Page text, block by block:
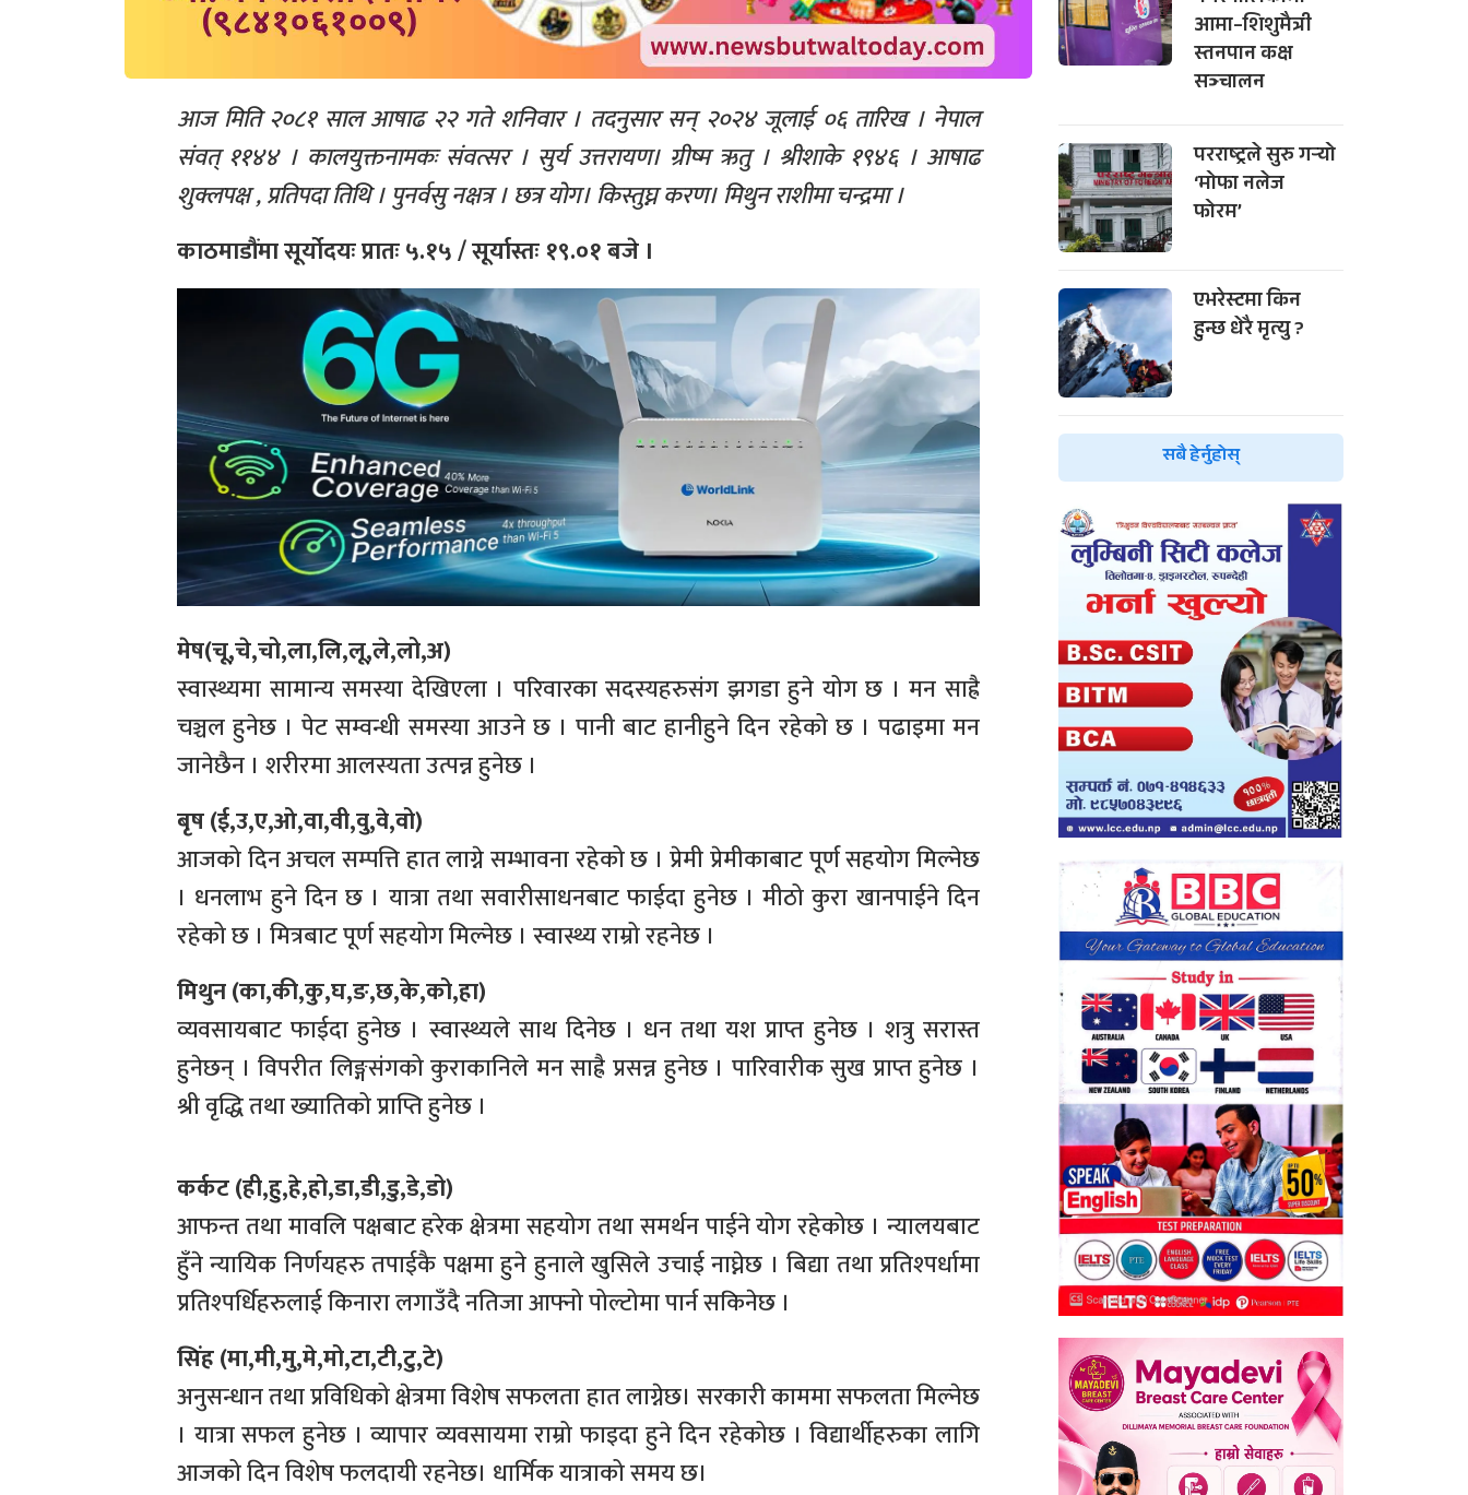
आज मिति २०८१ साल आषाढ २२ गते शनिवार । तदनुसार सन् २०२४ जूलाई ०६ तारिख । नेपाल
संवत् ११४४ । कालयुक्तनामकः संवत्सर । सुर्य उत्तरायण। ग्रीष्म ऋतु । श्रीशाके १९४६ । आषाढ
शुक्लपक्ष , प्रतिपदा तिथि । पुनर्वसु नक्षत्र । छत्र योग। किस्तुघ्न करण। मिथुन राशीमा चन्द्रमा ।
काठमाडौंमा सूर्योदयः प्रातः ५.१५ / सूर्यास्तः १९.०१ बजे ।
मेष(चू,चे,चो,ला,लि,लू,ले,लो,अ)
स्वास्थ्यमा सामान्य समस्या देखिएला । परिवारका सदस्यहरुसंग झगडा हुने योग छ । मन साह्रै
चञ्चल हुनेछ । पेट सम्वन्धी समस्या आउने छ । पानी बाट हानीहुने दिन रहेको छ । पढाइमा मन
जानेछैन । शरीरमा आलस्यता उत्पन्न हुनेछ ।
बृष (ई,उ,ए,ओ,वा,वी,वु,वे,वो)
आजको दिन अचल सम्पत्ति हात लाग्ने सम्भावना रहेको छ । प्रेमी प्रेमीकाबाट पूर्ण सहयोग मिल्नेछ
। धनलाभ हुने दिन छ । यात्रा तथा सवारीसाधनबाट फाईदा हुनेछ । मीठो कुरा खानपाईने दिन
रहेको छ । मित्रबाट पूर्ण सहयोग मिल्नेछ । स्वास्थ्य राम्रो रहनेछ ।
मिथुन (का,की,कु,घ,ङ,छ,के,को,हा)
व्यवसायबाट फाईदा हुनेछ । स्वास्थ्यले साथ दिनेछ । धन तथा यश प्राप्त हुनेछ । शत्रु सरास्त
हुनेछन् । विपरीत लिङ्गसंगको कुराकानिले मन साह्रै प्रसन्न हुनेछ । पारिवारीक सुख प्राप्त हुनेछ ।
श्री वृद्धि तथा ख्यातिको प्राप्ति हुनेछ ।
कर्कट (ही,हु,हे,हो,डा,डी,डु,डे,डो)
आफन्त तथा मावलि पक्षबाट हरेक क्षेत्रमा सहयोग तथा समर्थन पाईने योग रहेकोछ । न्यालयबाट
हुँने न्यायिक निर्णयहरु तपाईकै पक्षमा हुने हुनाले खुसिले उचाई नाघ्नेछ । बिद्या तथा प्रतिश्पर्धामा
प्रतिश्पर्धिहरुलाई किनारा लगाउँदै नतिजा आफ्नो पोल्टोमा पार्न सकिनेछ ।
सिंह (मा,मी,मु,मे,मो,टा,टी,टु,टे)
अनुसन्धान तथा प्रविधिको क्षेत्रमा विशेष सफलता हात लाग्नेछ। सरकारी काममा सफलता मिल्नेछ
। यात्रा सफल हुनेछ । व्यापार व्यवसायमा राम्रो फाइदा हुने दिन रहेकोछ । विद्यार्थीहरुका लागि
आजको दिन विशेष फलदायी रहनेछ। धार्मिक यात्राको समय छ।
आमा–शिशुमैत्री
स्तनपान कक्ष
सञ्चालन
परराष्ट्रले सुरु गर्‍यो
‘मोफा नलेज
फोरम’
एभरेस्टमा किन
हुन्छ धेरै मृत्यु ?
सबै हेर्नुहोस्